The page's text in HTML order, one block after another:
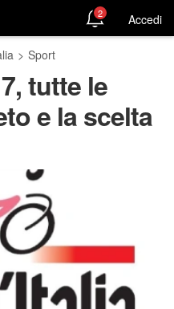
2 Accedi
> Sport
tutte le
e la scelta